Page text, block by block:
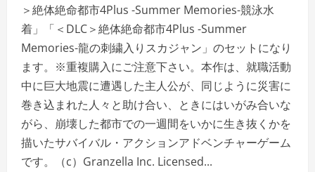
＞絶体絶命都市4Plus -Summer Memories-競泳水
着」「＜DLC＞絶体絶命都市4Plus -Summer
Memories-龍の刺繍入りスカジャン」のセットになり
ます。※重複購入にご注意下さい。本作は、就職活動
中に巨大地震に遭遇した主人公が、同じように災害に
巻き込まれた人々と助け合い、ときにはいがみ合いな
がら、崩壊した都市での一週間をいかに生き抜くかを
描いたサバイバル・アクションアドベンチャーゲーム
です。（c）Granzella Inc. Licensed...